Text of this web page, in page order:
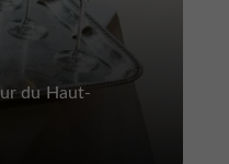
du Haut-